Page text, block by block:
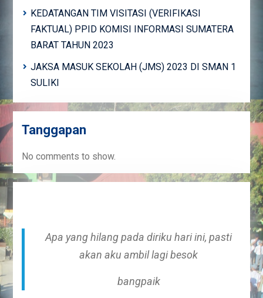
KEDATANGAN TIM VISITASI (VERIFIKASI
FAKTUAL) PPID KOMISI INFORMASI SUMATERA
BARAT TAHUN 2023
JAKSA MASUK SEKOLAH (JMS) 2023 DI SMAN 1
SULIKI
Tanggapan
No comments to show.
Apa yang hilang pada diriku hari ini, pasti
akan aku ambil lagi besok
bangpaik